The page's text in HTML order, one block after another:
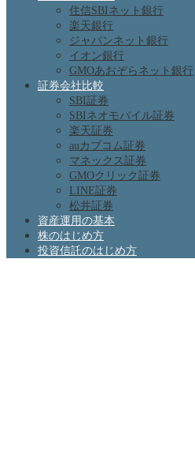
住信SBIネット銀行
楽天銀行
ジャパンネット銀行
イオン銀行
GMOあおぞらネット銀行
証券会社比較
SBI証券
SBIネオモバイル証券
楽天証券
auカブコム証券
マネックス証券
GMOクリック証券
LINE証券
松井証券
資産運用の基本
株のはじめ方
投資信託のはじめ方